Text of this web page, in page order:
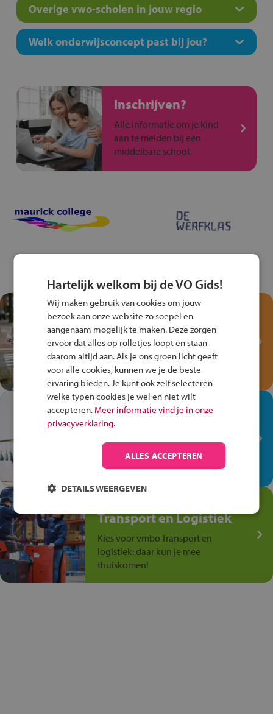
Overige vwo-scholen in jouw regio
Welk onderwijsconcept past bij jou?
Inschrijven?
Alle informatie om je kind
aan te melden bij een
middelbare school.
Test je kennis met het
Fiets Veilig
Verkeersspel!
Speel het Fiets Veilig Verkeersspel
en win een Cortina-fiets!
In de winkel ben je op je
plek!
Ontdek via het vmbo jouw talent
op de winkelvloer, waar elke dag
anders is!
Transport en Logistiek
Kies voor vmbo Transport en
logistiek: daar kun je mee
thuiskomen!
Hartelijk welkom bij de VO Gids!
Wij maken gebruik van cookies om jouw
bezoek aan onze website zo soepel en
aangenaam mogelijk te maken. Deze zorgen
ervoor dat alles op rolletjes loopt en staan
daarom altijd aan. Als je ons groen licht geeft
voor alle cookies, kunnen we je de beste
ervaring bieden. Je kunt ook zelf selecteren
welke typen cookies je wel en niet wilt
accepteren. Meer informatie vind je in onze
privacyverklaring.
ALLES ACCEPTEREN
DETAILS WEERGEVEN